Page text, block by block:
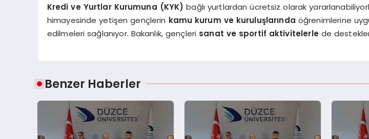
Kredi ve Yurtlar Kurumuna (KYK)bağlı yurtlardan ücretsiz olarak
himayesinde yetişen gençlerin kamu kurum ve kuruluşlarında öğrenimlerine
edilmeleri sağlanıyor. Bakanlık, gençleri sanat ve sportif aktivitelerle de
Benzer Haberler